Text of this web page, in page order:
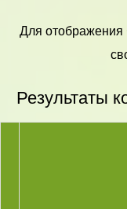
Для отображения
Результаты